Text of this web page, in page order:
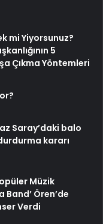
mi Yiyorsunuz?
5
Çıkma Yöntemleri
Saray’daki balo
kararı
Müzik
Band’ Ören’de
Verdi